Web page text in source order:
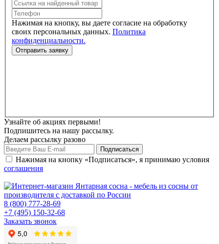
Нажимая на кнопку, вы даете согласие на обработку
своих персональных данных. Политика
конфиденциальности.
Узнайте об акциях первыми!
Подпишитесь на нашу рассылку.
Делаем рассылку разово
Нажимая на кнопку «Подписаться», я принимаю условия
соглашения
8 (800) 777-28-69
+7 (495) 150-32-68
Заказать звонок